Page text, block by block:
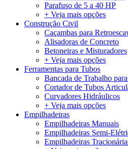
Parafuso de 5 a 40 HP
+ Veja mais opções
Construção Civil
Caçambas para
Alisadoras de Concreto
Betoneiras e Misturadores
+ Veja mais opções
Ferramentas para Tubos
Bancada de Trabalho
Cortador de Tubos
Curvadores Hidráulicos
+ Veja mais opções
Empilhadeiras
Empilhadeiras Manuais
Empilhadeiras Semi-
Empilhadeiras